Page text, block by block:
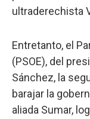
ultraderechista
Entretanto, el
(PSOE), del
Sánchez, la
barajar la
aliada Sumar,